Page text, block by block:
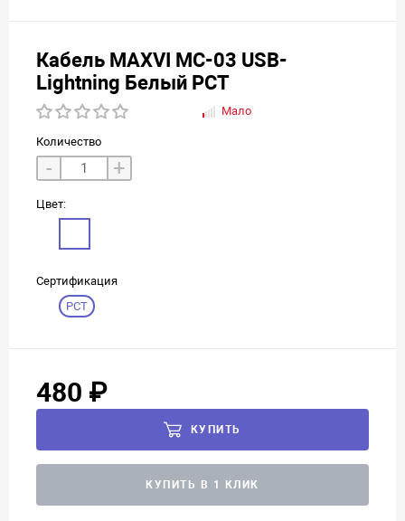
Кабель MAXVI MC-03 USB-
Lightning Белый РСТ
Мало
Количество
- +
Цвет:
Сертификация
РСТ
480 ₽
КУПИТЬ
КУПИТЬ В 1 КЛИК